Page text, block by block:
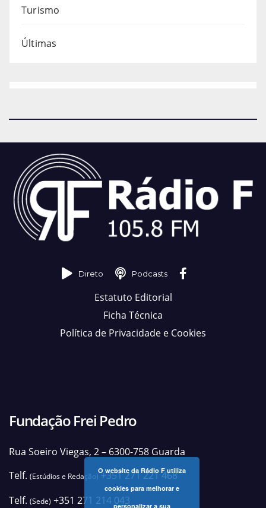
Turismo
Últimas
Direto Podcasts
Estatuto Editorial
Ficha Técnica
Política de Privacidade e Cookies
Fundação Frei Pedro
Rua Soeiro Viegas, 2 – 6300-758 Guarda
Telf. (Estúdios e Redação)+351 271 221 468
Telf. (Sede) +351 271 214 043
O website da Rádio F utiliza
cookies para melhorar e
personalizar a sua